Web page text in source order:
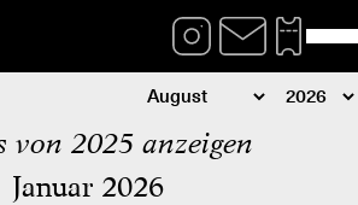
von 2025 anzeigen
Januar 2026